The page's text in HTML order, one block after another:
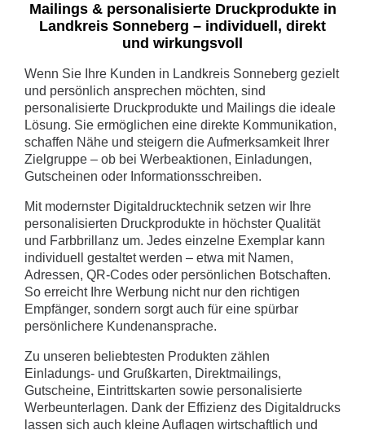
Mailings & personalisierte Druckprodukte in
Landkreis Sonneberg – individuell, direkt
und wirkungsvoll
Wenn Sie Ihre Kunden in Landkreis Sonneberg gezielt
und persönlich ansprechen möchten, sind
personalisierte Druckprodukte und Mailings die ideale
Lösung. Sie ermöglichen eine direkte Kommunikation,
schaffen Nähe und steigern die Aufmerksamkeit Ihrer
Zielgruppe – ob bei Werbeaktionen, Einladungen,
Gutscheinen oder Informationsschreiben.
Mit modernster Digitaldrucktechnik setzen wir Ihre
personalisierten Druckprodukte in höchster Qualität
und Farbbrillanz um. Jedes einzelne Exemplar kann
individuell gestaltet werden – etwa mit Namen,
Adressen, QR-Codes oder persönlichen Botschaften.
So erreicht Ihre Werbung nicht nur den richtigen
Empfänger, sondern sorgt auch für eine spürbar
persönlichere Kundenansprache.
Zu unseren beliebtesten Produkten zählen
Einladungs- und Grußkarten, Direktmailings,
Gutscheine, Eintrittskarten sowie personalisierte
Werbeunterlagen. Dank der Effizienz des Digitaldrucks
lassen sich auch kleine Auflagen wirtschaftlich und